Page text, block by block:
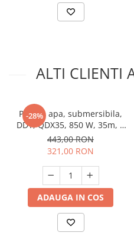
ALTI CLIENTI
-28%
Pompa apa, submersibila,
DDT, QDX35, 850 W, 35m, 1
tol, 2860 Rpm, 3 m³/h.
443,00 RON
321,00 RON
ADAUGA IN COS